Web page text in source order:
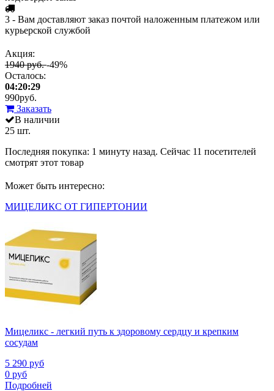
3 - Вам доставляют заказ почтой наложенным платежом или
курьерской службой
Акция:
1940 руб.-49%
Осталось:
04:20:29
990руб.
Заказать
В наличии
25 шт.
Последняя покупка: 1 минуту назад. Сейчас 11 посетителей
смотрят этот товар
Может быть интересно:
МИЦЕЛИКС ОТ ГИПЕРТОНИИ
Мицеликс - легкий путь к здоровому сердцу и крепким
сосудам
5 290 руб
0 руб
Подробней